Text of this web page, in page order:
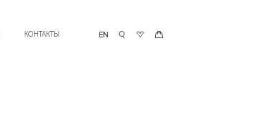
КОНТАКТЫ